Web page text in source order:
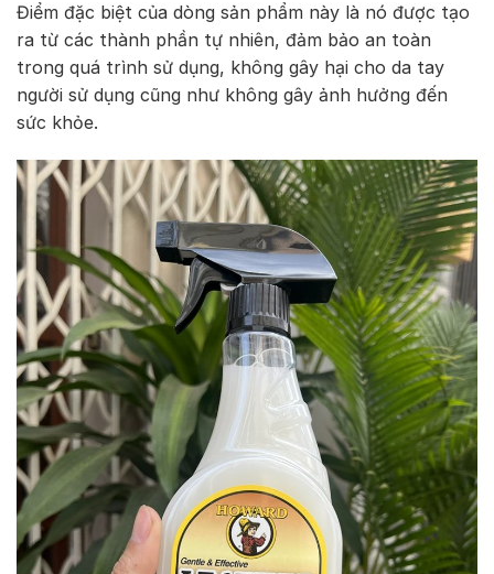
Điểm đặc biệt của dòng sản phẩm này là nó được tạo
ra từ các thành phần tự nhiên, đảm bảo an toàn
trong quá trình sử dụng, không gây hại cho da tay
người sử dụng cũng như không gây ảnh hưởng đến
sức khỏe.